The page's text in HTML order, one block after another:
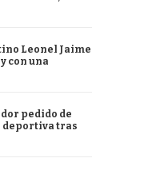
Leonel Jaime
con una
pedido de
deportiva tras